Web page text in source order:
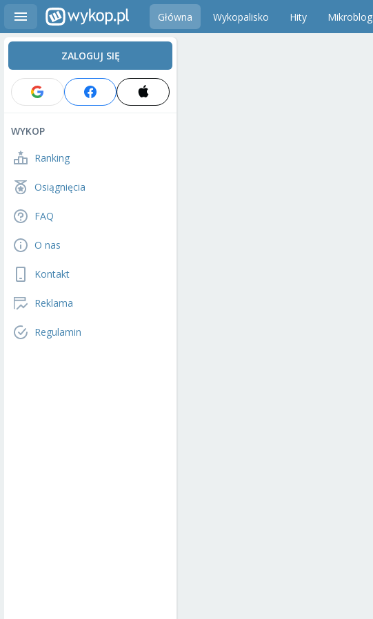
Główna Wykopalisko Hity Mikroblog
ZALOGUJ SIĘ
WYKOP
Ranking
Osiągnięcia
FAQ
O nas
Kontakt
Reklama
Regulamin